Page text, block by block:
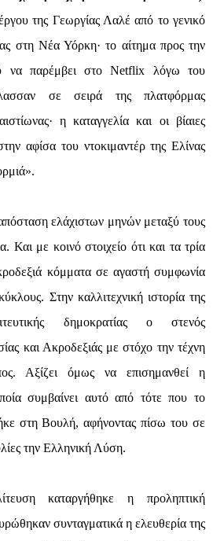
της Γεωργίας Λαλέ από το γενικό
στη Νέα Υόρκη· το αίτημα προς την
να παρέμβει στο Netflix λόγω του
σε σειρά της πλατφόρμας
η καταγγελία και οι βίαιες
αφίσα του ντοκιμαντέρ της Ελίνας
ελάχιστων μηνών μεταξύ τους
Και με κοινό στοιχείο ότι και τα τρία
κόμματα σε αγαστή συμφωνία
Στην καλλιτεχνική ιστορία της
δημοκρατίας ο στενός
και Ακροδεξιάς με στόχο την τέχνη
Αξίζει όμως να επισημανθεί η
συμβαίνει αυτό από τότε που το
στη Βουλή, αφήνοντας πίσω του σε
την Ελληνική Λύση.
καταργήθηκε η προληπτική
συνταγματικά η ελευθερία της